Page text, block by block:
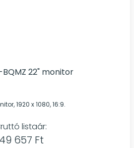
BQMZ 22" monitor
1920 x 1080, 16:9.
listaár:
49 657 Ft